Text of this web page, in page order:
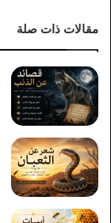
مقالات ذات صلة